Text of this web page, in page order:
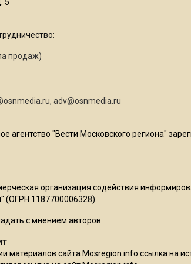
продаж)
, adv@osnmedia.ru
агентство "Вести Московского региона"
организация содействия
(ОГРН 1187700006328).
с мнением авторов.
материалов сайта Mosregion.info ссылка на